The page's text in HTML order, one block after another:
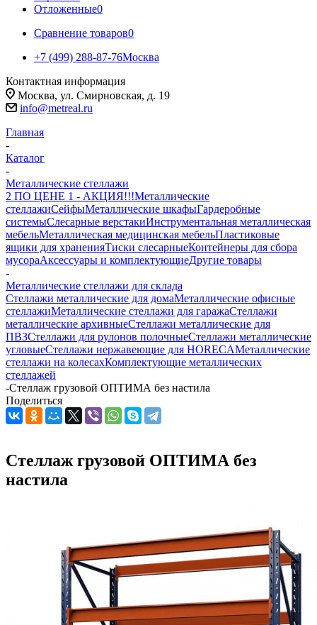
Отложенные0
Сравнение товаров0
+7 (499) 288-87-76Москва
Контактная информация
Москва, ул. Смирновская, д. 19
info@metreal.ru
Главная
-
Каталог
-
Металлические стеллажи
2 ПО ЦЕНЕ 1 - АКЦИЯ!!!Металлические
стеллажиСейфыМеталлические шкафыГардеробные
системыСлесарные верстакиИнструментальная металлическая
мебельМеталлическая медицинская мебельПластиковые
ящики для храненияТиски слесарныеКонтейнеры для сбора
мусораАксессуары и комплектующиеДругие товары
-
Металлические стеллажи для склада
Стеллажи металлические для домаМеталлические офисные
стеллажиМеталлические стеллажи для гаражаСтеллажи
металлические архивныеСтеллажи металлические для
ПВЗСтеллажи для рулонов полочныеСтеллажи металлические
угловыеСтеллажи нержавеющие для HORECAМеталлические
стеллажи на колесахКомплектующие металлических
стеллажей
-Стеллаж грузовой ОПТИМА без настила
Поделиться
Стеллаж грузовой ОПТИМА без
настила